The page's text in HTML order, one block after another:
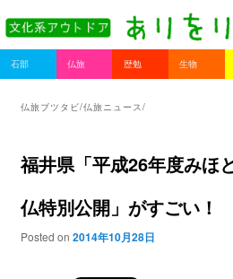
Main menu
Skip to primary content
Skip to secondary content
石部 仏旅 歴勉 生物
仏旅ブツタビ/仏旅ニュース/
福井県「平成26年度み
仏特別公開」がすごい！
Posted on 2014年10月28日